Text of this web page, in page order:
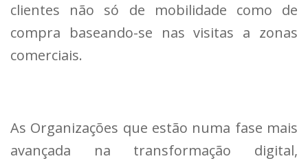
clientes não só de mobilidade como de
compra baseando-se nas visitas a zonas
comerciais.
As Organizações que estão numa fase mais
avançada na transformação digital,